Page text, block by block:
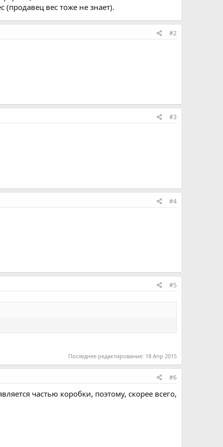
вес тоже не знает).
#2
#3
#4
#5
Последнее редактирование: 18 Апр 2015
#6
частью коробки, поэтому, скорее всего,